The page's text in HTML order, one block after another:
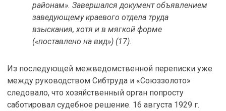
районам». Завершался документ объявлением
заведующему краевого отдела труда
взыскания, хотя и в мягкой форме
(«поставлено на вид») (17).
Из последующей межведомственной переписки уже
между руководством Сибтруда и «Союззолото»
следовало, что хозяйственный орган попросту
саботировал судебное решение. 16 августа 1929 г.